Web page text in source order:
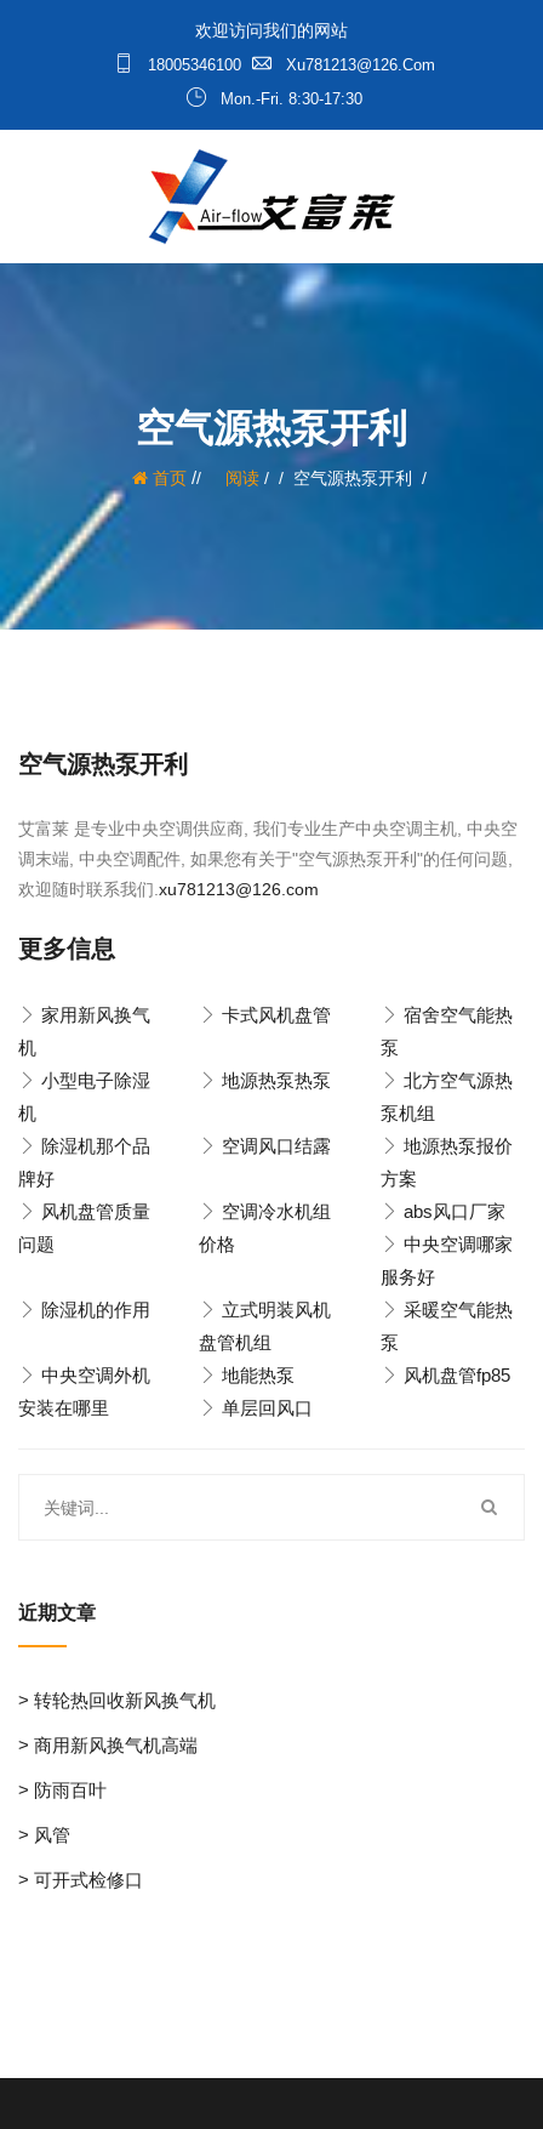
欢迎访问我们的网站
18005346100
Xu781213@126.com
Mon.-Fri. 8:30-17:30
空气源热泵开利
首页/ 阅读/ 空气源热泵开利
空气源热泵开利
艾富莱 是专业中央空调供应商, 我们专业生产中央空调主机, 中央空
调末端, 中央空调配件, 如果您有关于"空气源热泵开利"的任何问题,
欢迎随时联系我们. xu781213@126.com
更多信息
家用新风换气
机
卡式风机盘管
宿舍空气能热
泵
小型电子除湿
机
地源热泵热泵
北方空气源热
泵机组
除湿机那个品
牌好
空调风口结露
地源热泵报价
方案
风机盘管质量
问题
空调冷水机组
价格
abs风口厂家
中央空调哪家
服务好
除湿机的作用
立式明装风机
盘管机组
采暖空气能热
泵
中央空调外机
安装在哪里
地能热泵
风机盘管fp85
单层回风口
近期文章
> 转轮热回收新风换气机
> 商用新风换气机高端
> 防雨百叶
> 风管
> 可开式检修口